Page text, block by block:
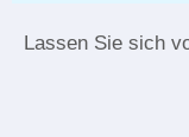
Lassen Sie sich